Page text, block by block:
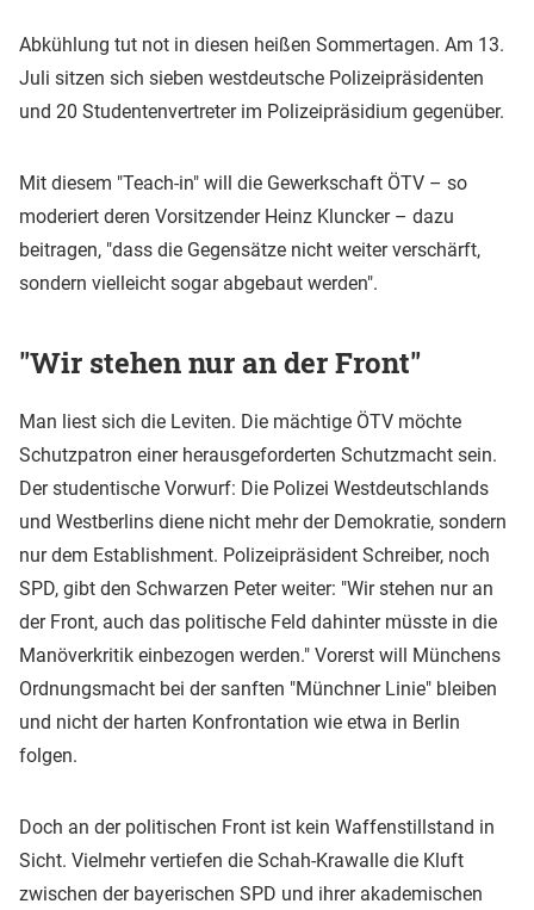
Abkühlung tut not in diesen heißen Sommertagen. Am 13.
Juli sitzen sich sieben westdeutsche Polizeipräsidenten
und 20 Studentenvertreter im Polizeipräsidium gegenüber.
Mit diesem "Teach-in" will die Gewerkschaft ÖTV – so
moderiert deren Vorsitzender Heinz Kluncker – dazu
beitragen, "dass die Gegensätze nicht weiter verschärft,
sondern vielleicht sogar abgebaut werden".
"Wir stehen nur an der Front"
Man liest sich die Leviten. Die mächtige ÖTV möchte
Schutzpatron einer herausgeforderten Schutzmacht sein.
Der studentische Vorwurf: Die Polizei Westdeutschlands
und Westberlins diene nicht mehr der Demokratie, sondern
nur dem Establishment. Polizeipräsident Schreiber, noch
SPD, gibt den Schwarzen Peter weiter: "Wir stehen nur an
der Front, auch das politische Feld dahinter müsste in die
Manöverkritik einbezogen werden." Vorerst will Münchens
Ordnungsmacht bei der sanften "Münchner Linie" bleiben
und nicht der harten Konfrontation wie etwa in Berlin
folgen.
Doch an der politischen Front ist kein Waffenstillstand in
Sicht. Vielmehr vertiefen die Schah-Krawalle die Kluft
zwischen der bayerischen SPD und ihrer akademischen